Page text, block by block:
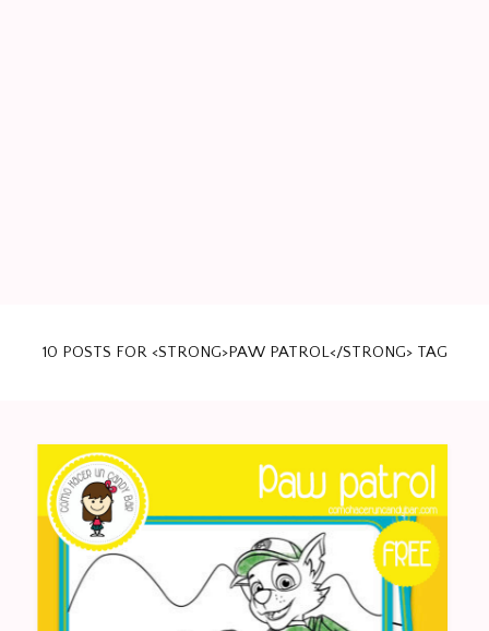
GRATIS PARA TU FIESTA
10 POSTS FOR <STRONG>PAW PATROL</STRONG> TAG